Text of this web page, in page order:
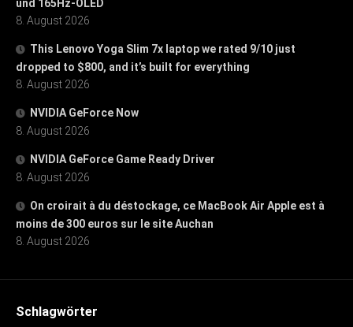
und 165Hz-OLED
8. August 2026
This Lenovo Yoga Slim 7x laptop we rated 9/10 just
dropped to $800, and it’s built for everything
8. August 2026
NVIDIA GeForce Now
8. August 2026
NVIDIA GeForce Game Ready Driver
8. August 2026
On croirait à du déstockage, ce MacBook Air Apple est à
moins de 300 euros sur le site Auchan
8. August 2026
Schlagwörter